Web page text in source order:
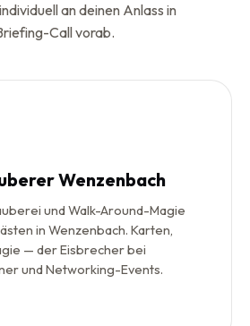
an deinen Anlass in
Call vorab.
Wenzenbach
und Walk-Around-Magie
in Wenzenbach. Karten,
— der Eisbrecher bei
und Networking-Events.